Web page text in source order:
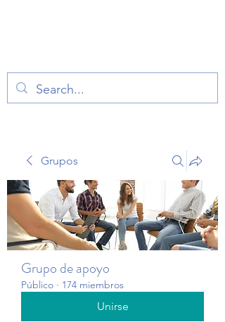
Grupos
Grupo de apoyo
Público · 174 miembros
Unirse